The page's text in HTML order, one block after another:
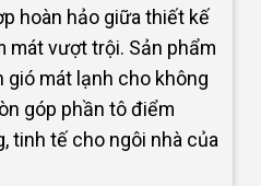
hoàn hảo giữa thiết kế
mát vượt trội. Sản phẩm
gió mát lạnh cho không
góp phần tô điểm
tinh tế cho ngôi nhà của